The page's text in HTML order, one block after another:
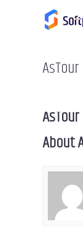
AsTour
AsTour
About